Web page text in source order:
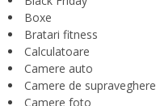
Boxe
Bratari fitness
Calculatoare
Camere auto
Camere de supraveghere
Camere foto